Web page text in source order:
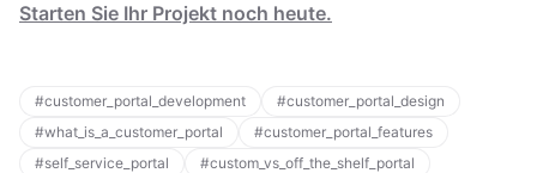
Starten Sie Ihr Projekt noch heute.
#customer_portal_development #customer_portal_design
#what_is_a_customer_portal #customer_portal_features
#self_service_portal #custom_vs_off_the_shelf_portal